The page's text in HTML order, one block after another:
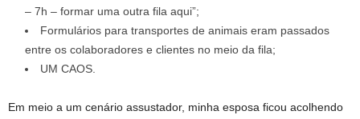
– 7h – formar uma outra fila aqui”;
Formulários para transportes de animais eram passados
entre os colaboradores e clientes no meio da fila;
UM CAOS.
Em meio a um cenário assustador, minha esposa ficou acolhendo